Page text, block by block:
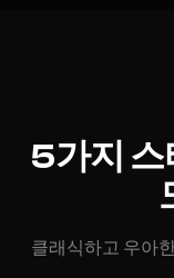
5가지 스
클래식하고 우아